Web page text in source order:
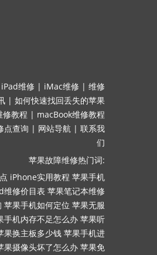
iPad维修 | iMac维修 | 维修
| 如何快速找回丢失的苹果
修教程 | macBook维修教程
点查询 | 网站导航 | 联系我
们
苹果故障维修热门词:
iPhone实用教程 苹果手机
维修价目表 苹果笔记本维修
苹果手机如何定位 苹果无服
手机内存不足怎么办 苹果听
果换主板多少钱 苹果手机进
果摄像头坏了怎么办 苹果免